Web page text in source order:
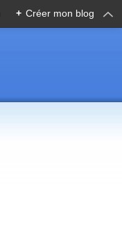
+ Créer mon blog